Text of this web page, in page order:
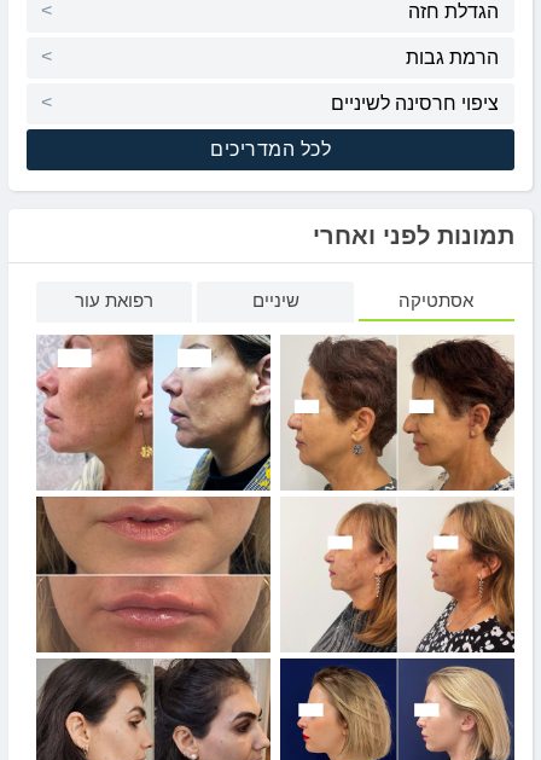
הגדלת חזה
הרמת גבות
ציפוי חרסינה לשיניים
לכל המדריכים
תמונות לפני ואחרי
אסתטיקה שיניים רפואת עור